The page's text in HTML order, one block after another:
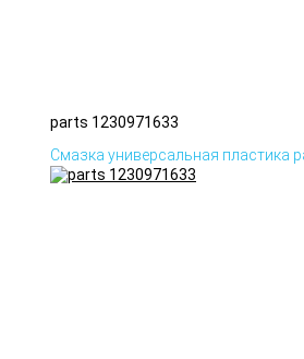
parts 1230971633
Смазка универсальная пластика